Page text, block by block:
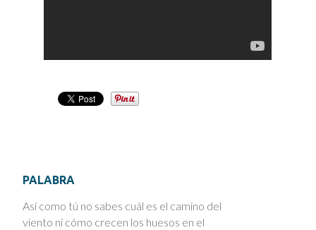
PALABRA
Así como tú no sabes cuál es el camino del
viento ni cómo crecen los huesos en el